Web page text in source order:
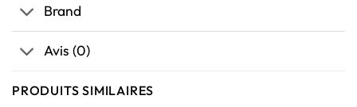
Brand
Avis (0)
PRODUITS SIMILAIRES